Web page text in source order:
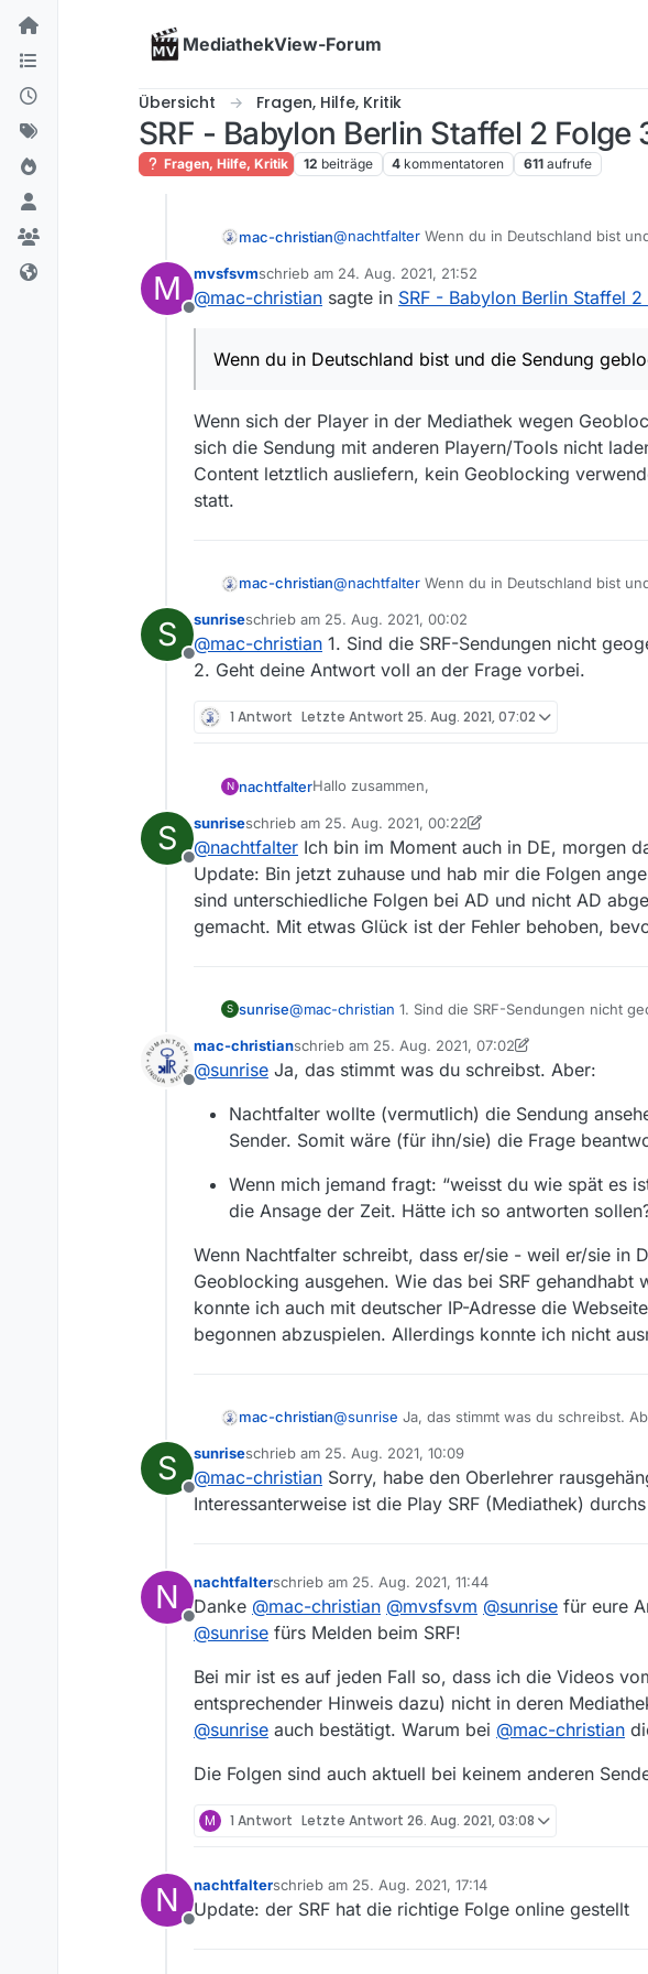
Skip to content
MediathekView-Forum
Übersicht Fragen, Hilfe, Kritik
SRF - Babylon Berlin Staffel 2
Fragen, Hilfe, Kritik 12 beiträge 4 kommentatoren 611 aufrufe
mac-christian@nachtfalter Wenn du in Deutschland bist
Die Reihe kam doch auch in einem der
M
Offline
mvsfsvmschrieb am 24. Aug. 2021, 21:52
zuletzt editiert von
@mac-christian sagte in SRF - Babylon Berlin Staffel
Wenn du in Deutschland bist und die Sendung
Wenn sich der Player in der Mediathek wegen
sich die Sendung mit anderen Playern/Tools nicht
Content letztlich ausliefern, kein Geoblocking
statt.
mac-christian@nachtfalter Wenn du in Deutschland bist
Die Reihe kam doch auch in einem der
S
Offline
sunriseschrieb am 25. Aug. 2021, 00:02
zuletzt editiert von
@mac-christian 1. Sind die SRF-Sendungen nicht
2. Geht deine Antwort voll an der Frage vorbei.
1 Antwort Letzte Antwort 25. Aug. 2021, 07:02
N nachtfalterHallo zusammen,
ich wollte mir gerade die Folge 3 der Staffel 2
ist. Aber da kommt nicht die Folge 3, sondern
kommen die richtige Folgen. Hat hier der SRF
kann es leider nicht direkt beim SRF
S
Offline
sunriseschrieb am 25. Aug. 2021, 00:22
zuletzt editiert von sunrise
@nachtfalter Ich bin im Moment auch in DE, morgen
Update: Bin jetzt zuhause und hab mir die Folgen
sind unterschiedliche Folgen bei AD und nicht AD
gemacht. Mit etwas Glück ist der Fehler behoben,
S sunrise@mac-christian 1. Sind die SRF-Sendungen nicht
Offline
mac-christianschrieb am 25. Aug. 2021, 07:02
zuletzt editiert von mac-christian
@sunrise Ja, das stimmt was du schreibst. Aber:
Nachtfalter wollte (vermutlich) die Sendung
Sender. Somit wäre (für ihn/sie) die Frage
Wenn mich jemand fragt: “weisst du wie spät es
die Ansage der Zeit. Hätte ich so antworten
Wenn Nachtfalter schreibt, dass er/sie - weil er/sie in
Geoblocking ausgehen. Wie das bei SRF
konnte ich auch mit deutscher IP-Adresse die
begonnen abzuspielen. Allerdings konnte ich nicht
mac-christian@sunrise Ja, das stimmt was du schreibst.
Nachtfalter wollte (vermutlich) die
Sender. Somit wäre (für ihn/sie) die
Wenn mich jemand fragt: “weisst du
Wenn Nachtfalter schreibt, dass er/sie - weil
Geoblocking ausgehen. Wie das bei SRF
S
Offline
sunriseschrieb am 25. Aug. 2021, 10:09
zuletzt editiert von
@mac-christian Sorry, habe den Oberlehrer
Interessanterweise ist die Play SRF (Mediathek)
N
Offline
nachtfalterschrieb am 25. Aug. 2021, 11:44
zuletzt editiert von
Danke @mac-christian @mvsfsvm @sunrise für eure
@sunrise fürs Melden beim SRF!
Bei mir ist es auf jeden Fall so, dass ich die Videos
entsprechender Hinweis dazu) nicht in deren
@sunrise auch bestätigt. Warum bei @mac-christian
Die Folgen sind auch aktuell bei keinem anderen
M 1 Antwort Letzte Antwort 26. Aug. 2021, 03:08
N
Offline
nachtfalterschrieb am 25. Aug. 2021, 17:14
zuletzt editiert von
Update: der SRF hat die richtige Folge online gestellt